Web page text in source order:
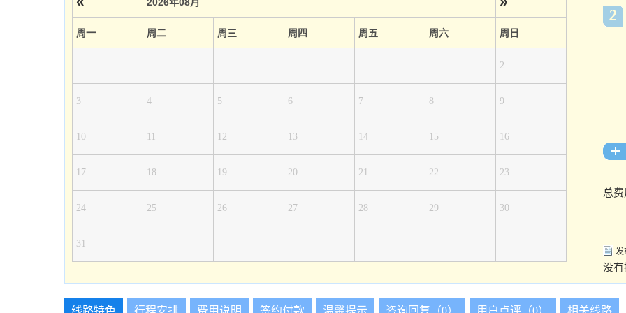
周一 周二 周三 周四 周五 周六 周日
2
3 4 5 6 7 8 9
10 11 12 13 14 15 16
17 18 19 20 21 22 23
24 25 26 27 28 29 30
31
总
发
没有
线路特色 行程安排 费用说明 签约付款 温馨提示 咨询回复（0） 用户点评（0） 相关线路